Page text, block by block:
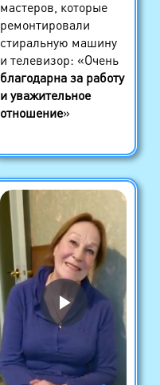
мастеров, которые
ремонтировали
стиральную машину
и телевизор: «Очень
благодарна за работу
и уважительное
отношение»